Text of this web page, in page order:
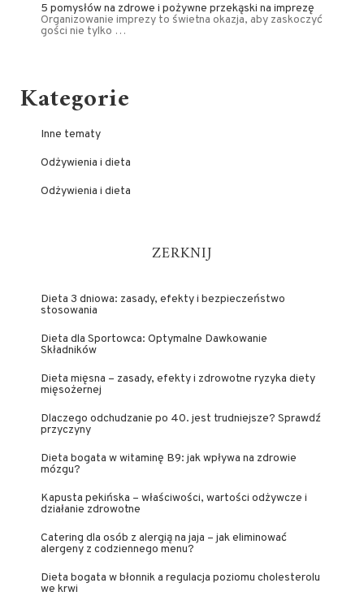
5 pomysłów na zdrowe i pożywne przekąski na imprezę
Organizowanie imprezy to świetna okazja, aby zaskoczyć
gości nie tylko …
Kategorie
Inne tematy
Odżywienia i dieta
Odżywienia i dieta
ZERKNIJ
Dieta 3 dniowa: zasady, efekty i bezpieczeństwo
stosowania
Dieta dla Sportowca: Optymalne Dawkowanie
Składników
Dieta mięsna – zasady, efekty i zdrowotne ryzyka diety
mięsożernej
Dlaczego odchudzanie po 40. jest trudniejsze? Sprawdź
przyczyny
Dieta bogata w witaminę B9: jak wpływa na zdrowie
mózgu?
Kapusta pekińska – właściwości, wartości odżywcze i
działanie zdrowotne
Catering dla osób z alergią na jaja – jak eliminować
alergeny z codziennego menu?
Dieta bogata w błonnik a regulacja poziomu cholesterolu
we krwi